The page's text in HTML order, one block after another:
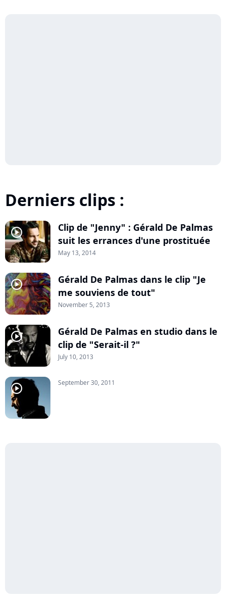
Derniers clips :
player2
Clip de "Jenny" : Gérald De Palmas
suit les errances d'une prostituée
May 13, 2014
player2
Gérald De Palmas dans le clip "Je
me souviens de tout"
November 5, 2013
player2
Gérald De Palmas en studio dans le
clip de "Serait-il ?"
July 10, 2013
player2 September 30, 2011